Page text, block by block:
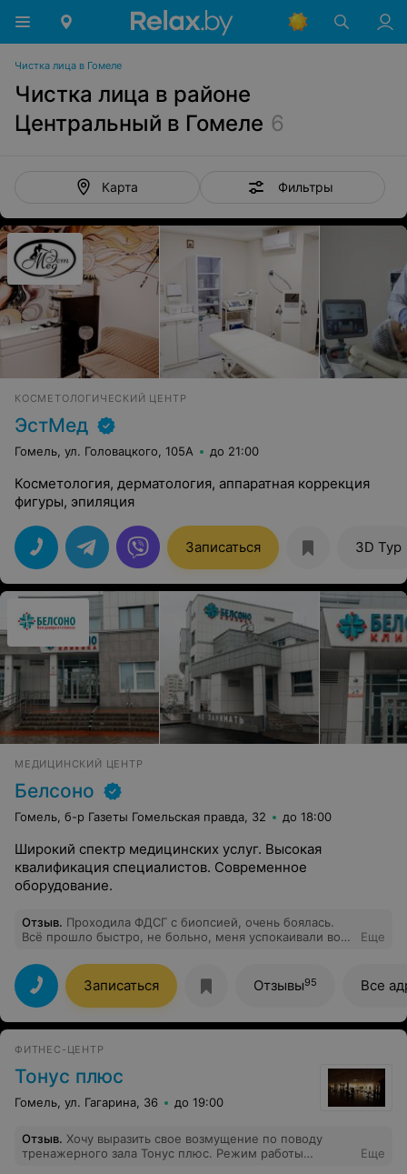
Чистка лица в Гомеле
Чистка лица в районе
Центральный в Гомеле 6
Карта Фильтры
КОСМЕТОЛОГИЧЕСКИЙ ЦЕНТР
ЭстМед
Гомель, ул. Головацкого, 105А до 21:00
Косметология, дерматология, аппаратная коррекция
фигуры, эпиляция
Записаться 3D Тур
МЕДИЦИНСКИЙ ЦЕНТР
Белсоно
Гомель, б-р Газеты Гомельская правда, 32 до 18:00
Широкий спектр медицинских услуг. Высокая
квалификация специалистов. Современное
оборудование.
Отзыв. Проходила ФДСГ с биопсией, очень боялась.
Всё прошло быстро, не больно, меня успокаивали во
без лишнего стресса. Спасибо!
Еще
Записаться Отзывы95 Все
ФИТНЕС-ЦЕНТР
Тонус плюс
Гомель, ул. Гагарина, 36 до 19:00
Отзыв. Хочу выразить свое возмущение по поводу
тренажерного зала Тонус плюс. Режим работы
Еще